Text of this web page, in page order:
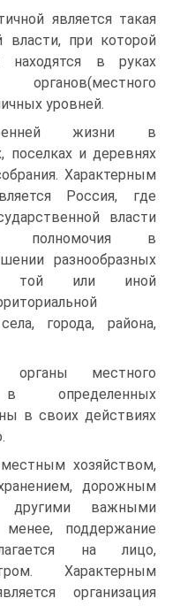
является такая
власти, при которой
в руках
уровней.
жизни в
поселках и деревнях
Характерным
Россия, где
власти
полномочия в
разнообразных
той или иной
города, района,
местного
в определенных
в своих действиях
хозяйством,
дорожным
другими важными
поддержание
на лицо,
Характерным
организация